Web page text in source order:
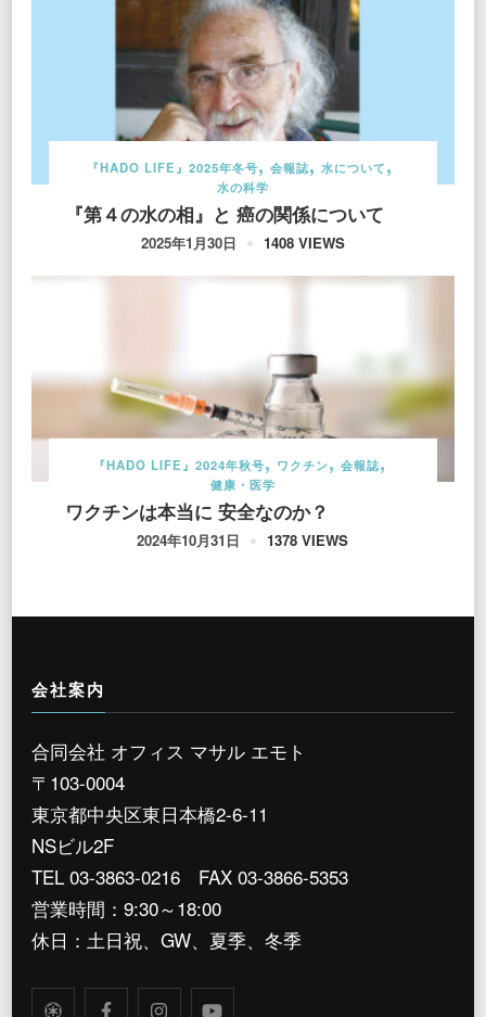
『HADO LIFE』2025年冬号 会報誌
水について
水の科学
『第４の水の相』と 癌の関係について
2025年1月30日 1408 VIEWS
『HADO LIFE』2024年秋号 ワクチン
会報誌
健康・医学
ワクチンは本当に 安全なのか？
2024年10月31日 1378 VIEWS
会社案内
合同会社 オフィス マサル エモト
〒103-0004
東京都中央区東日本橋2-6-11
NSビル2F
TEL 03-3863-0216 FAX 03-3866-5353
営業時間：9:30～18:00
休日：土日祝、GW、夏季、冬季